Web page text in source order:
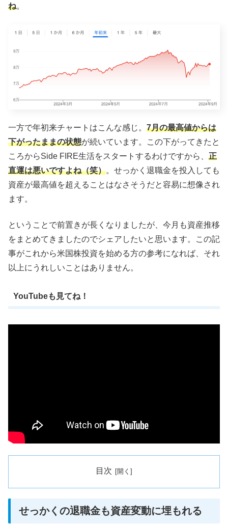
ね。
一方で年初来チャートはこんな感じ。 7月の最高値からは
下がったままの状態が続いています。この下がってきたと
ころからSide FIRE生活をスタートするわけですから、 正
直運は悪いですよね（笑）。せっかく退職金を投入しても
資産が最高値を超えることはなさそうだと容易に想像され
ます。
ということで前置きが長くなりましたが、今月も資産推移
をまとめてきましたのでシェアしたいと思います。この記
事がこれから米国株投資を始める方の参考になれば、それ
以上にうれしいことはありません。
YouTubeも見てね！
目次
せっかくの退職金も資産変動に埋もれる